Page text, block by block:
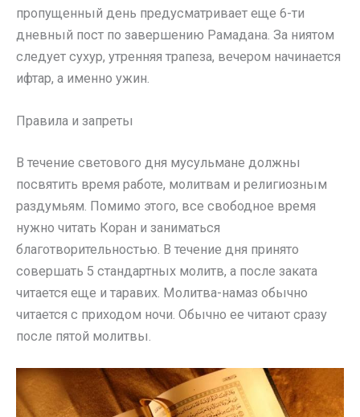
пропущенный день предусматривает еще 6-ти
дневный пост по завершению Рамадана. За ниятом
следует сухур, утренняя трапеза, вечером начинается
ифтар, а именно ужин.
Правила и запреты
В течение светового дня мусульмане должны
посвятить время работе, молитвам и религиозным
раздумьям. Помимо этого, все свободное время
нужно читать Коран и заниматься
благотворительностью. В течение дня принято
совершать 5 стандартных молитв, а после заката
читается еще и таравих. Молитва-намаз обычно
читается с приходом ночи. Обычно ее читают сразу
после пятой молитвы.